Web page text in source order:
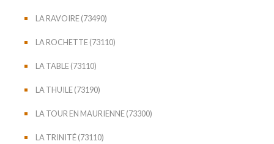
LA RAVOIRE (73490)
LA ROCHETTE (73110)
LA TABLE (73110)
LA THUILE (73190)
LA TOUR EN MAURIENNE (73300)
LA TRINITÉ (73110)